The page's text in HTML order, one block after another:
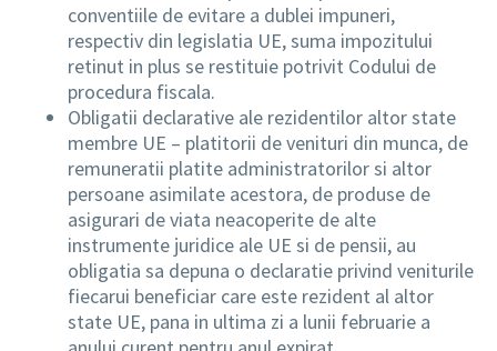
conventiile de evitare a dublei impuneri,
respectiv din legislatia UE, suma impozitului
retinut in plus se restituie potrivit Codului de
procedura fiscala.
Obligatii declarative ale rezidentilor altor state
membre UE – platitorii de venituri din munca, de
remuneratii platite administratorilor si altor
persoane asimilate acestora, de produse de
asigurari de viata neacoperite de alte
instrumente juridice ale UE si de pensii, au
obligatia sa depuna o declaratie privind veniturile
fiecarui beneficiar care este rezident al altor
state UE, pana in ultima zi a lunii februarie a